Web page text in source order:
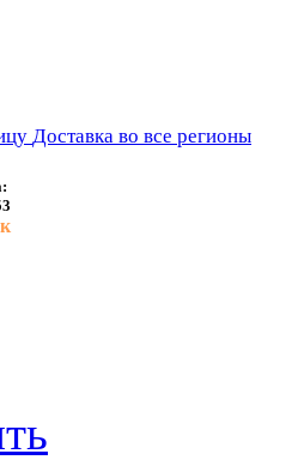
Доставка во все регионы